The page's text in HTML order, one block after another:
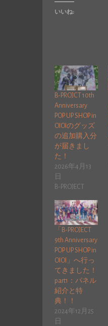
いいね:
B-PROJCT 10th
Anniversary
POP UP SHOP in
OIOIのグッズ
の追加購入分
が届きまし
た！
2026年4月13
日
B-PROJECT
「B-PROJECT
9th Anniversary
POP UP SHOP in
OIOI」へ行っ
てきました！
part1：パネル
紹介と特
典！！
2024年12月25
日